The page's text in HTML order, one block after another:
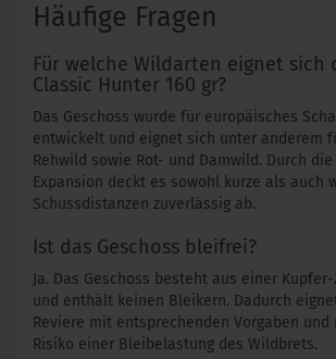
Häufige Fragen
Für welche Wildarten eignet sich
Classic Hunter 160 gr?
Das Geschoss wurde für europäisches
entwickelt und eignet sich unter anderem
Rehwild sowie Rot- und Damwild. Durch
Expansion deckt es sowohl kurze als auch
Schussdistanzen zuverlässig ab.
Ist das Geschoss bleifrei?
Ja. Das Geschoss besteht aus einer
und enthält keinen Bleikern. Dadurch
Reviere mit entsprechenden Vorgaben und
Risiko einer Bleibelastung des Wildbrets.